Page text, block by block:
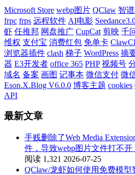
Microsoft Store webp图片 QClaw 智
frpc frps 远程软件 AI电影
虾 任推邦 网盘推广 CupCat 剪映 千
维权 支付宝 消费红包 免单卡
浏览器插件 clash 梯子 WordPress 摘
器 E3开发者 office 365 PHP 视频号
域名 备案 画图 记事本 微信支付 微
Eson.X.Blog V6.0.0 博客主题 cookies
API
最新文章
手贱删除了Web Media
件，导致webp图片文件打不开
阅读 1,321 2026-07-25
QClaw/龙虾如何使用免费模型